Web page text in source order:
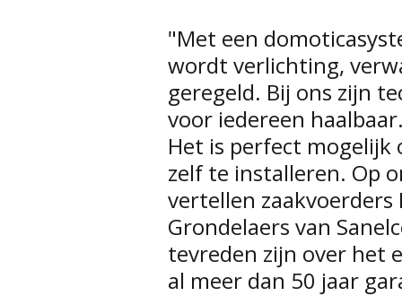
"Met een
wordt verlichting,
geregeld. Bij ons zijn
voor iedereen
Het is perfect
zelf te installeren. Op
vertellen zaakvoerders
Grondelaers van
tevreden zijn over het
al meer dan 50 jaar